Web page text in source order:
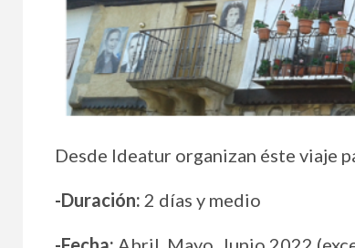
Desde Ideatur organizan éste viaje
-Duración: 2 días y medio